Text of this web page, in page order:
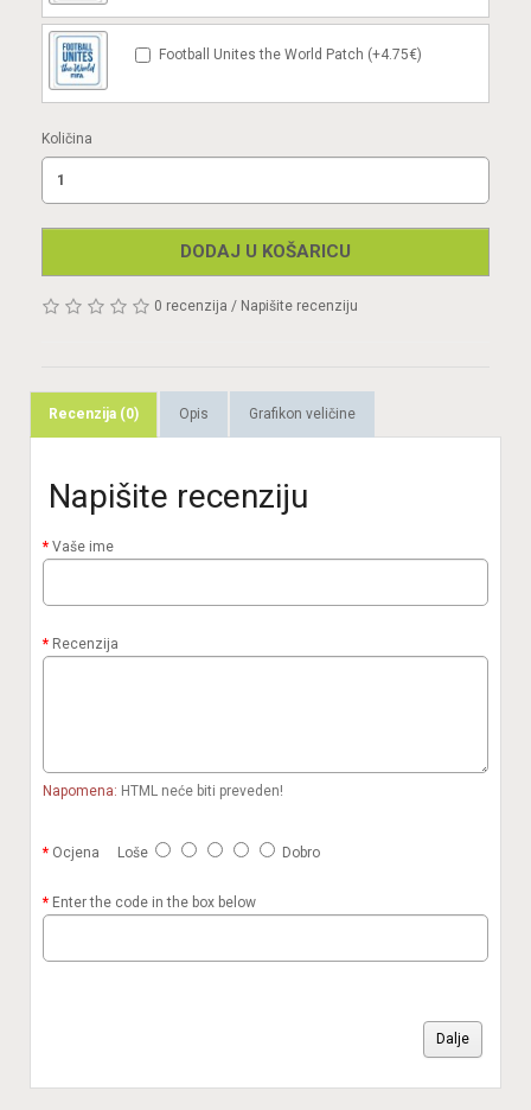
Football Unites the World Patch (+4.75€)
Količina
DODAJ U KOŠARICU
0 recenzija / Napišite recenziju
Recenzija (0) Opis Grafikon veličine
Napišite recenziju
Vaše ime
Recenzija
Napomena: HTML neće biti preveden!
Ocjena Loše Dobro
Enter the code in the box below
Dalje